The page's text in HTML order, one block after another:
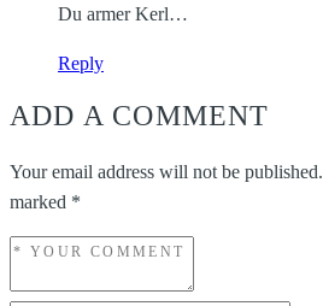
Du armer Kerl…
Reply
ADD A COMMENT
Your email address will not be published.
marked *